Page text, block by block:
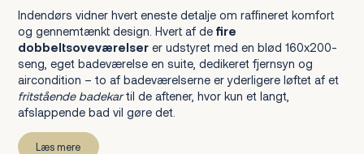
Indendørs vidner hvert eneste detalje om raffineret komfort
og gennemtænkt design. Hvert af de fire
dobbeltsoveværelserer udstyret med en blød 160x200-
seng, eget badeværelse en suite, dedikeret fjernsyn og
aircondition – to af badeværelserne er yderligere løftet af et
fritstående badekartil de aftener, hvor kun et langt,
afslappende bad vil gøre det.
Læs mere